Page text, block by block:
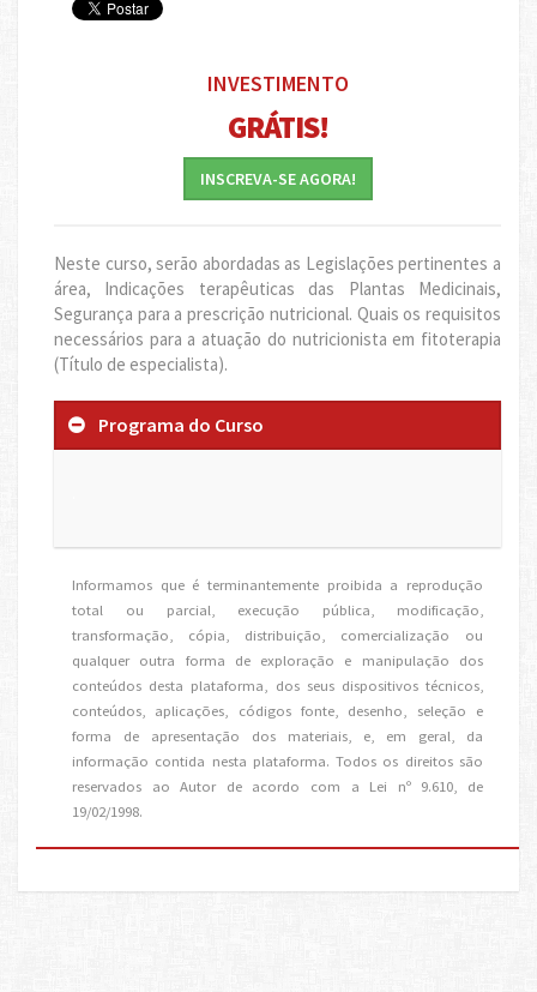
INVESTIMENTO
GRÁTIS!
INSCREVA-SE AGORA!
Neste curso, serão abordadas as Legislações pertinentes a
área, Indicações terapêuticas das Plantas Medicinais,
Segurança para a prescrição nutricional. Quais os requisitos
necessários para a atuação do nutricionista em fitoterapia
(Título de especialista).
Programa do Curso
Informamos que é terminantemente proibida a reprodução
total ou parcial, execução pública, modificação,
transformação, cópia, distribuição, comercialização ou
qualquer outra forma de exploração e manipulação dos
conteúdos desta plataforma, dos seus dispositivos técnicos,
conteúdos, aplicações, códigos fonte, desenho, seleção e
forma de apresentação dos materiais, e, em geral, da
informação contida nesta plataforma. Todos os direitos são
reservados ao Autor de acordo com a Lei nº 9.610, de
19/02/1998.